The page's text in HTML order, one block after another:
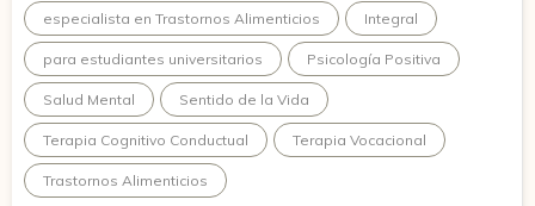
especialista en Trastornos Alimenticios Integral
para estudiantes universitarios Psicología Positiva
Salud Mental Sentido de la Vida
Terapia Cognitivo Conductual Terapia Vocacional
Trastornos Alimenticios